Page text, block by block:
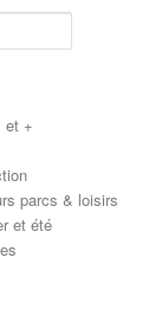
et +
parcs & loisirs
et été